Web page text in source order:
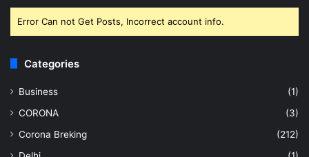
Error Can not Get Posts, Incorrect account info.
Categories
Business
(1)
CORONA
(3)
Corona Breking
(212)